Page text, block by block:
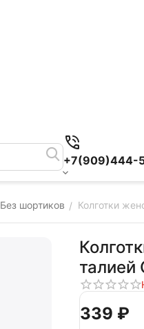
+7(909)444-
Без шортиков / Колготки
талией
‍339‍ ₽